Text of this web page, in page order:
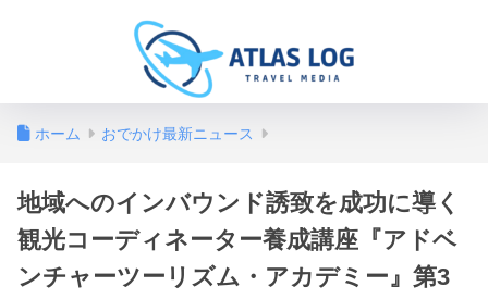
ホーム おでかけ最新ニュース
地域へのインバウンド誘致を成功に導く
観光コーディネーター養成講座『アドベ
ンチャーツーリズム・アカデミー』第3